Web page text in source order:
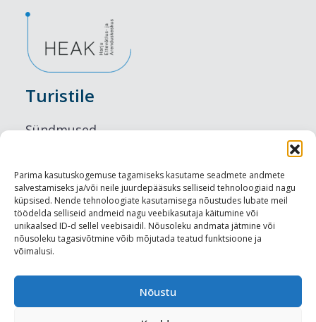
Parima kasutuskogemuse tagamiseks kasutame seadmete andmete
salvestamiseks ja/või neile juurdepääsuks selliseid tehnoloogiaid nagu
küpsised. Nende tehnoloogiate kasutamisega nõustudes lubate meil
töödelda selliseid andmeid nagu veebikasutaja käitumine või
unikaalsed ID-d sellel veebisaidil. Nõusoleku andmata jätmine või
nõusoleku tagasivõtmine võib mõjutada teatud funktsioone ja
võimalusi.
Nõustu
Turistile
Sündmused
Maitseelamused
Vaatamisväärsused
Visit Tallinn
Turismiprofessionaalile